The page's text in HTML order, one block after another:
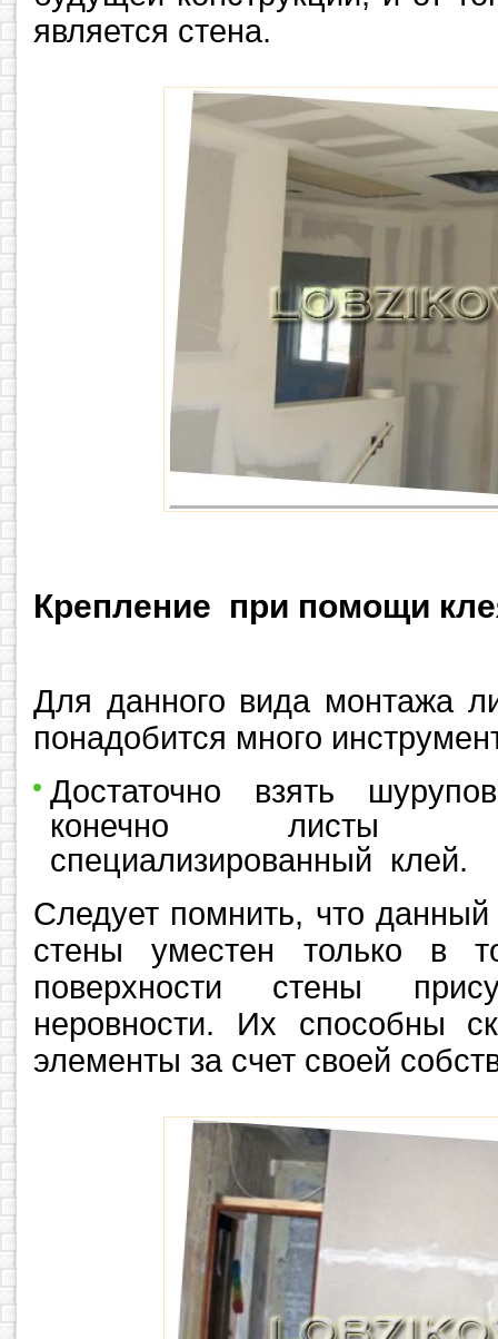
является стена.
Крепление при помощи
Для данного вида монтажа
понадобится много
Достаточно взять
конечно листы
специализированный клей.
Следует помнить, что
стены уместен только в
поверхности стены
неровности. Их способны
элементы за счет своей